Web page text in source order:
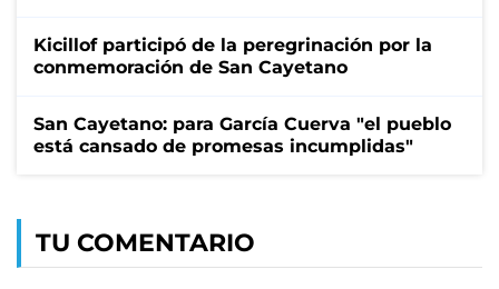
Kicillof participó de la peregrinación por la
conmemoración de San Cayetano
San Cayetano: para García Cuerva "el pueblo
está cansado de promesas incumplidas"
TU COMENTARIO